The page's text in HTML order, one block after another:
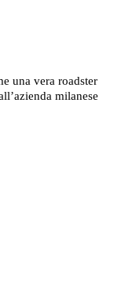
una vera roadster
milanese